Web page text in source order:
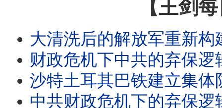
【王剑
大清洗后的解放军重新构
财政危机下中共的弃保
沙特土耳其巴铁建立集体防御机制/王
中共财政危机下的弃保逻辑/王剑